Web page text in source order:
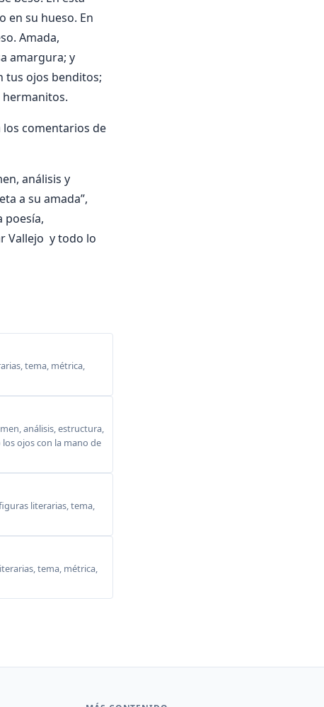
en su hueso. En
Amada,
amargura; y
tus ojos benditos;
los comentarios de
análisis y
a su amada”,
poesía,
Vallejo y todo lo
tema, métrica,
análisis, estructura,
ojos con la mano de
literarias, tema,
tema, métrica,